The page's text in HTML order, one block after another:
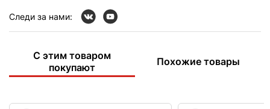
Следи за нами:
С этим товаром
покупают
Похожие товары